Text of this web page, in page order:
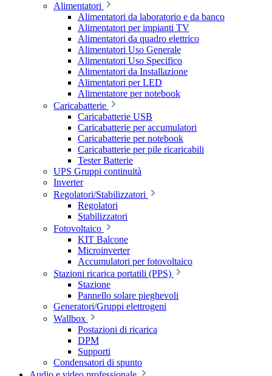
Alimentatori
Alimentatori da laboratorio e da banco
Alimentatori per impianti TV
Alimentatori da quadro elettrico
Alimentatori Uso Generale
Alimentatori Uso Specifico
Alimentatori da Installazione
Alimentatori per LED
Alimentatore per notebook
Caricabatterie
Caricabatterie USB
Caricabatterie per accumulatori
Caricabatterie per notebook
Caricabatterie per pile ricaricabili
Tester Batterie
UPS Gruppi continuità
Inverter
Regolatori/Stabilizzatori
Regolatori
Stabilizzatori
Fotovoltaico
KIT Balcone
Microinverter
Accumulatori per fotovoltaico
Stazioni ricarica portatili (PPS)
Stazione
Pannello solare pieghevoli
Generatori/Gruppi elettrogeni
Wallbox
Postazioni di ricarica
DPM
Supporti
Condensatori di spunto